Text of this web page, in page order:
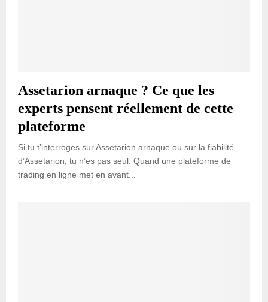
Assetarion arnaque ? Ce que les
experts pensent réellement de cette
plateforme
Si tu t’interroges sur Assetarion arnaque ou sur la fiabilité
d’Assetarion, tu n’es pas seul. Quand une plateforme de
trading en ligne met en avant...